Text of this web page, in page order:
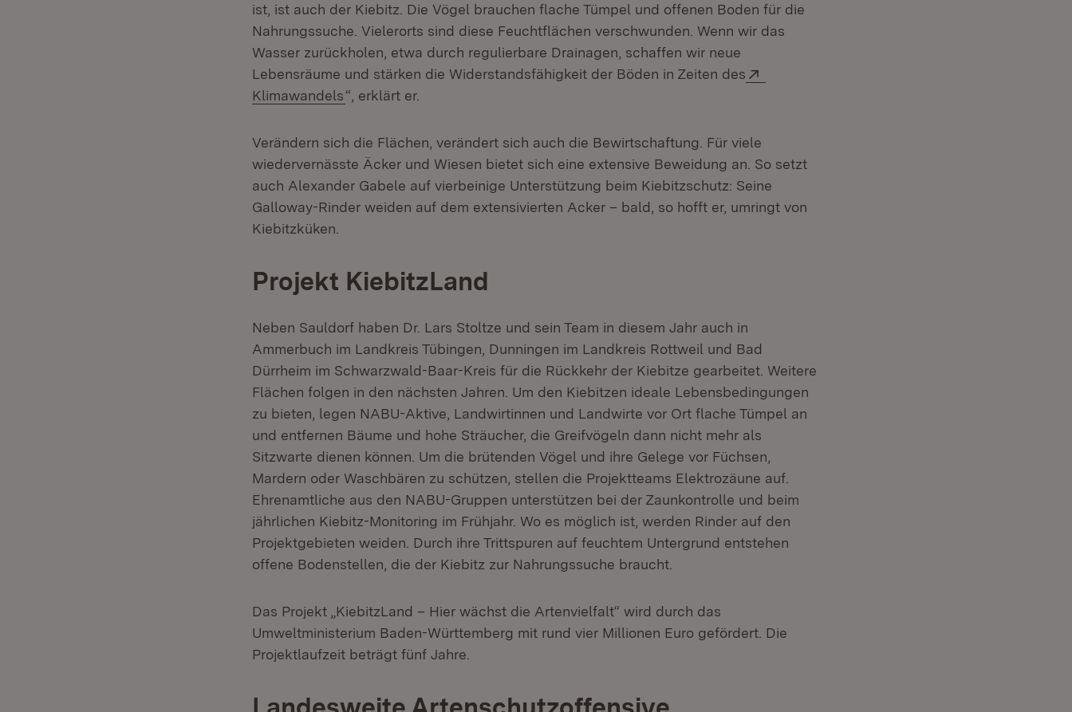
ist, ist auch der Kiebitz. Die Vögel brauchen flache Tümpel und offenen Boden für die
Nahrungssuche. Vielerorts sind diese Feuchtflächen verschwunden. Wenn wir das
Wasser zurückholen, etwa durch regulierbare Drainagen, schaffen wir neue
Lebensräume und stärken die Widerstandsfähigkeit der Böden in Zeiten des
Klimawandels(Öffnet in neuem Fenster)
“, erklärt er.
Verändern sich die Flächen, verändert sich auch die Bewirtschaftung. Für viele
wiedervernässte Äcker und Wiesen bietet sich eine extensive Beweidung an. So setzt
auch Alexander Gabele auf vierbeinige Unterstützung beim Kiebitzschutz: Seine
Galloway-Rinder weiden auf dem extensivierten Acker – bald, so hofft er, umringt von
Kiebitzküken.
Projekt KiebitzLand
Neben Sauldorf haben Dr. Lars Stoltze und sein Team in diesem Jahr auch in
Ammerbuch im Landkreis Tübingen, Dunningen im Landkreis Rottweil und Bad
Dürrheim im Schwarzwald-Baar-Kreis für die Rückkehr der Kiebitze gearbeitet. Weitere
Flächen folgen in den nächsten Jahren. Um den Kiebitzen ideale Lebensbedingungen
zu bieten, legen NABU-Aktive, Landwirtinnen und Landwirte vor Ort flache Tümpel an
und entfernen Bäume und hohe Sträucher, die Greifvögeln dann nicht mehr als
Sitzwarte dienen können. Um die brütenden Vögel und ihre Gelege vor Füchsen,
Mardern oder Waschbären zu schützen, stellen die Projektteams Elektrozäune auf.
Ehrenamtliche aus den NABU-Gruppen unterstützen bei der Zaunkontrolle und beim
jährlichen Kiebitz-Monitoring im Frühjahr. Wo es möglich ist, werden Rinder auf den
Projektgebieten weiden. Durch ihre Trittspuren auf feuchtem Untergrund entstehen
offene Bodenstellen, die der Kiebitz zur Nahrungssuche braucht.
Das Projekt „KiebitzLand – Hier wächst die Artenvielfalt“ wird durch das
Umweltministerium Baden-Württemberg mit rund vier Millionen Euro gefördert. Die
Projektlaufzeit beträgt fünf Jahre.